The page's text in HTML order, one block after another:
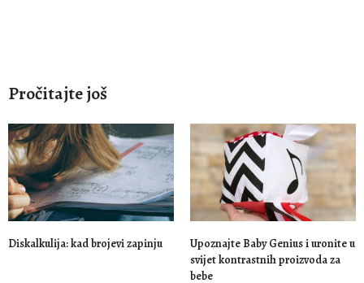
Pročitajte još
Diskalkulija: kad brojevi zapinju
Upoznajte Baby Genius i uronite u
svijet kontrastnih proizvoda za
bebe